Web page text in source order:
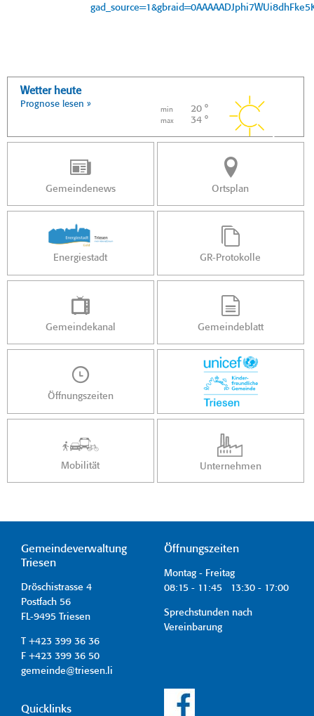
Wetter heute
Prognose lesen »
min 20 °
max 34 °
Gemeindenews Ortsplan
Energiestadt GR-Protokolle
Gemeindekanal Gemeindeblatt
Öffnungszeiten
Mobilität Unternehmen
Gemeindeverwaltung
Triesen
Dröschistrasse 4
Postfach 56
FL-9495 Triesen
T +423 399 36 36
F +423 399 36 50
gemeinde@triesen.li
Öffnungszeiten
Montag - Freitag
08:15 - 11:45 13:30 - 17:00
Sprechstunden nach
Vereinbarung
Quicklinks